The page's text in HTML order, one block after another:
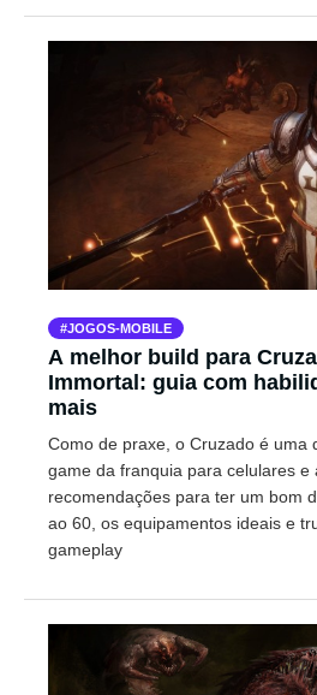
JOGOS-MOBILE
A melhor build para
Immortal: guia com
mais
Como de praxe, o Cruzado é uma
game da franquia para celulares e
recomendações para ter um bom
ao 60, os equipamentos ideais e
gameplay